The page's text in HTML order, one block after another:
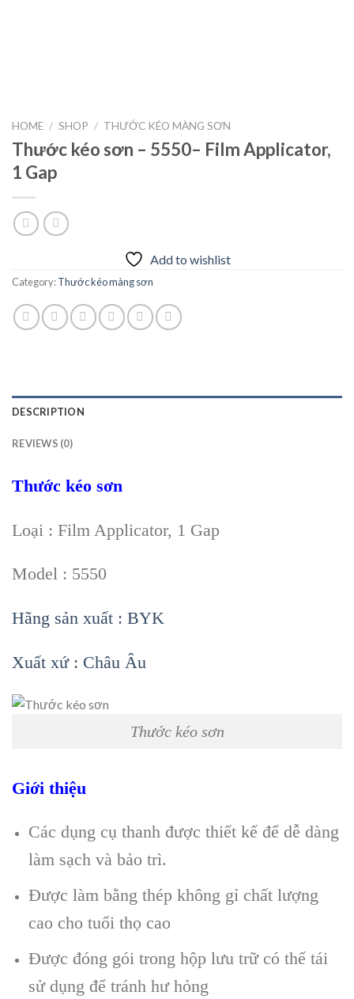
HOME / SHOP / THƯỚC KÉO MÀNG SƠN
Thước kéo sơn – 5550– Film Applicator,
1 Gap
Add to wishlist
Category:Thước kéo màng sơn
DESCRIPTION
REVIEWS (0)
Thước kéo sơn
Loại : Film Applicator, 1 Gap
Model : 5550
Hãng sản xuất : BYK
Xuất xứ : Châu Âu
Thước kéo sơn
Giới thiệu
Các dụng cụ thanh được thiết kế để dễ dàng
làm sạch và bảo trì.
Được làm bằng thép không gỉ chất lượng
cao cho tuổi thọ cao
Được đóng gói trong hộp lưu trữ có thể tái
sử dụng để tránh hư hỏng